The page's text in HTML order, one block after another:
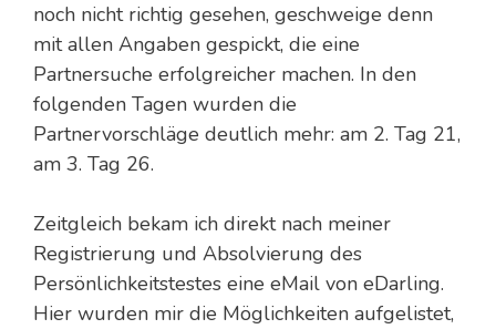
noch nicht richtig gesehen, geschweige denn
mit allen Angaben gespickt, die eine
Partnersuche erfolgreicher machen. In den
folgenden Tagen wurden die
Partnervorschläge deutlich mehr: am 2. Tag 21,
am 3. Tag 26.
Zeitgleich bekam ich direkt nach meiner
Registrierung und Absolvierung des
Persönlichkeitstestes eine eMail von eDarling.
Hier wurden mir die Möglichkeiten aufgelistet,